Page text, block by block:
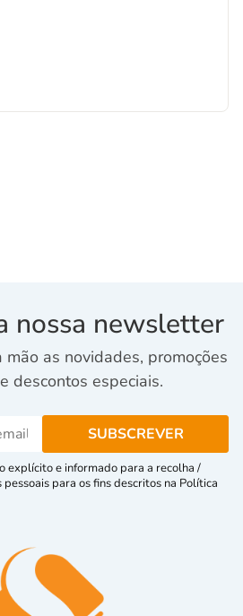
nossa newsletter
mão as novidades, promoções
descontos especiais.
explícito e informado para a recolha /
para os fins descritos na Política